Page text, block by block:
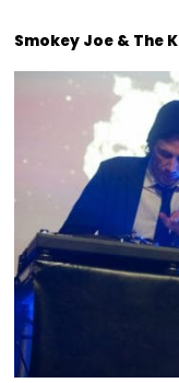
Smokey Joe & The